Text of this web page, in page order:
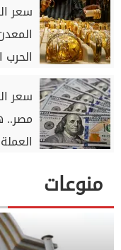
سعر
الحرب
مصر..
منوعات